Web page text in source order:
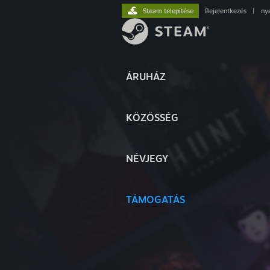
ÁRUHÁZ
KÖZÖSSÉG
NÉVJEGY
TÁMOGATÁS
Steam telepítése Bejelentkezés